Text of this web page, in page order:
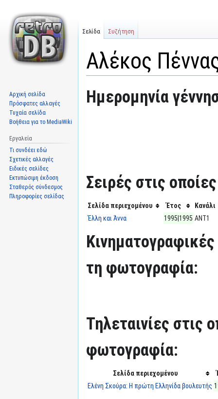
Αλέκος
Μετάβαση
στην
Πήδηση
στην
Ημερομηνία
Σειρές στις
Σελίδα περιεχομένου Έτος
Κανάλι
Έλλη και Άννα
1995|1995 ΑΝΤ1
Κινηματογραφικές
τη φωτογραφία:
Τηλεταινίες στις
φωτογραφία:
Σελίδα περιεχομένου
Ελένη Σκούρα: Η πρώτη Ελληνίδα βουλευτής
Σελίδα Συζήτηση
Αρχική σελίδα
Πρόσφατες αλλαγές
Τυχαία σελίδα
Βοήθεια για το MediaWiki
Εργαλεία
Τι συνδέει εδώ
Σχετικές αλλαγές
Ειδικές σελίδες
Εκτυπώσιμη έκδοση
Σταθερός σύνδεσμος
Πληροφορίες σελίδας